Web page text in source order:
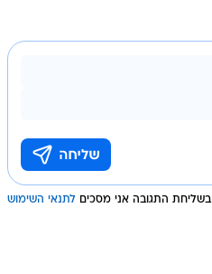
בשליחת התגובה אני מסכים לתנאי השימוש